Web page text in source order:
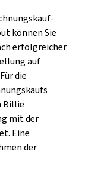
können Sie
erfolgreicher
auf
die
Billie
mit der
Eine
der